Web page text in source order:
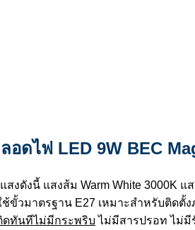
อดไฟ LED 9W BEC
สงดังนี้ แสงส้ม Warm White 3000K
ขั้วมาตรฐาน E27 เหมาะสำหรับติด
ดทันทีไม่มีกระพริบ ไม่มีสารปรอท ไม่มี